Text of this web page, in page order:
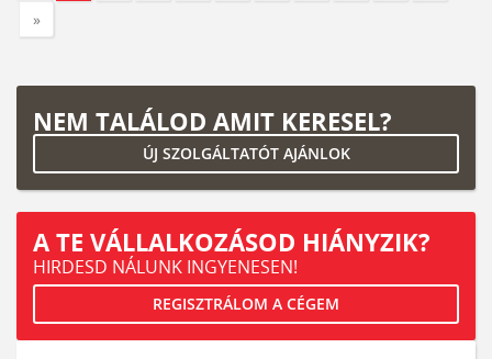
»
NEM TALÁLOD AMIT KERESEL?
ÚJ SZOLGÁLTATÓT AJÁNLOK
A TE VÁLLALKOZÁSOD HIÁNYZIK?
HIRDESD NÁLUNK INGYENESEN!
REGISZTRÁLOM A CÉGEM